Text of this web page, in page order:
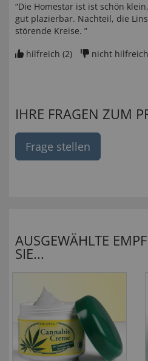
“Die Homestar ist ist schön
gut plazierbar. Nachteil, die
störende Kreise. ”
hilfreich (2) nicht
IHRE FRAGEN ZUM
Frage stellen
AUSGEWÄHLTE
SIE...